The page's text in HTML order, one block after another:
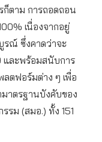
ก็ตาม การถอดถอน
เนื่องจากอยู่
รณ์ ซึ่งคาดว่าจะ
และพร้อมสนับการ
ตฟอร์มต่าง ๆ เพื่อ
าตรฐานบังคับของ
ม (สมอ.) ทั้ง 151